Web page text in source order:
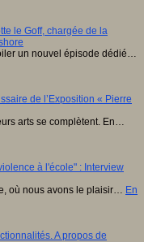
le Goff, chargée de la
un nouvel épisode dédié…
de l’Exposition « Pierre
arts se complètent. En…
à l'école" : Interview
où nous avons le plaisir… En
A propos de